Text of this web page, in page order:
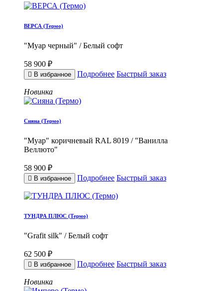
ВЕРСА (Термо)
"Муар черный" / Белый софт
58 900 ₽
В избранное Подробнее Быстрый заказ
Новинка
Сияна (Термо)
"Муар" коричневый RAL 8019 / "Ванилла
Веллюто"
58 900 ₽
В избранное Подробнее Быстрый заказ
ТУНДРА ПЛЮС (Термо)
"Grafit silk" / Белый софт
62 500 ₽
В избранное Подробнее Быстрый заказ
Новинка